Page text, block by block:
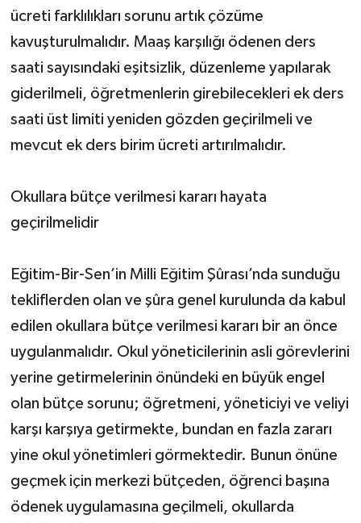
ücreti farklılıkları sorunu artık çözüme
kavuşturulmalıdır. Maaş karşılığı ödenen ders
saati sayısındaki eşitsizlik, düzenleme yapılarak
giderilmeli, öğretmenlerin girebilecekleri ek ders
saati üst limiti yeniden gözden geçirilmeli ve
mevcut ek ders birim ücreti artırılmalıdır.
Okullara bütçe verilmesi kararı hayata
geçirilmelidir
Eğitim-Bir-Sen’in Milli Eğitim Şûrası’nda sunduğu
tekliflerden olan ve şûra genel kurulunda da kabul
edilen okullara bütçe verilmesi kararı bir an önce
uygulanmalıdır. Okul yöneticilerinin asli görevlerini
yerine getirmelerinin önündeki en büyük engel
olan bütçe sorunu; öğretmeni, yöneticiyi ve veliyi
karşı karşıya getirmekte, bundan en fazla zararı
yine okul yönetimleri görmektedir. Bunun önüne
geçmek için merkezi bütçeden, öğrenci başına
ödenek uygulamasına geçilmeli, okullarda